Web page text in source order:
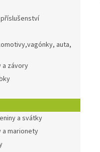
auta,
a závory
a svátky
a marionety